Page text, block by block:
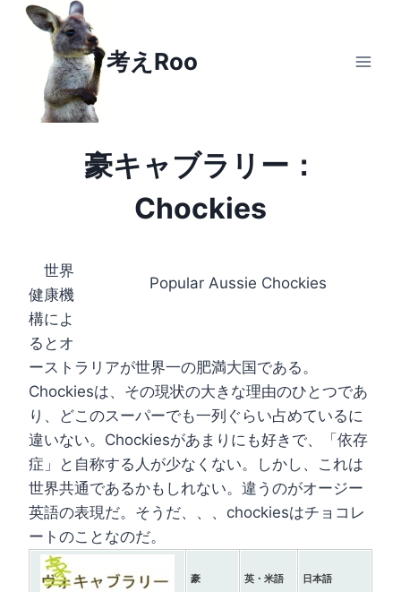
Skip to content
考えRoo
豪キャブラリー：
Chockies
Popular Aussie Chockies
世界
健康機
構によ
るとオ
ーストラリアが世界一の肥満大国である。
Chockiesは、その現状の大きな理由のひとつであ
り、どこのスーパーでも一列ぐらい占めているに
違いない。Chockiesがあまりにも好きで、「依存
症」と自称する人が少なくない。しかし、これは
世界共通であるかもしれない。違うのがオージー
英語の表現だ。そうだ、、、chockiesはチョコレ
ートのことなのだ。
豪 英・米語 日本語